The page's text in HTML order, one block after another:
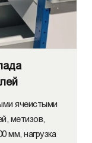
ячеистыми
метизов,
мм, нагрузка